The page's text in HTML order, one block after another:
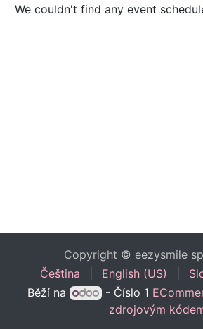
We couldn't find any event
Copyright © eezysmile
Čeština
English (US)
Běží na
- Číslo 1
zdrojovým